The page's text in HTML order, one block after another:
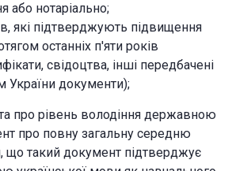
або нотаріально;
які підтверджують підвищення
останніх п'яти років
свідоцтва, інші передбачені
України документи);
про рівень володіння державною
про повну загальну середню
що такий документ підтверджує